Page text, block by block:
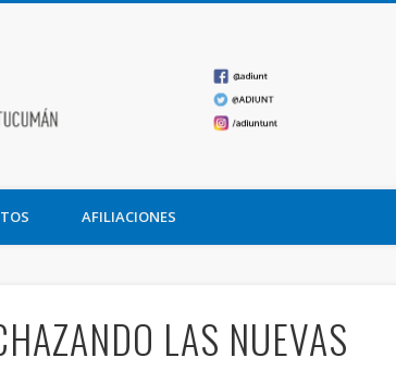
Miguel Lillo
AFILIACIONES
LAS NUEVAS